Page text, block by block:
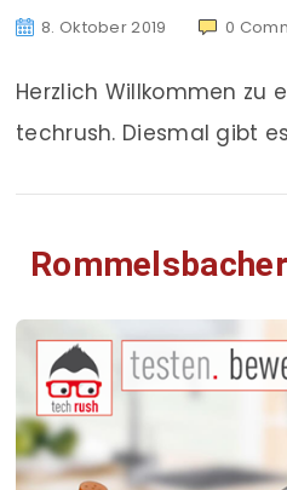
8. Oktober 2019 0
Herzlich Willkommen zu
techrush. Diesmal gibt